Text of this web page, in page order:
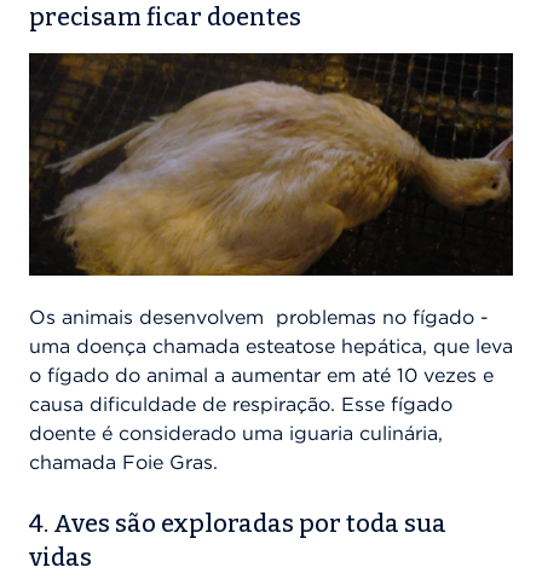
precisam ficar doentes
Os animais desenvolvem problemas no fígado -
uma doença chamada esteatose hepática, que leva
o fígado do animal a aumentar em até 10 vezes e
causa dificuldade de respiração. Esse fígado
doente é considerado uma iguaria culinária,
chamada Foie Gras.
4. Aves são exploradas por toda sua
vidas